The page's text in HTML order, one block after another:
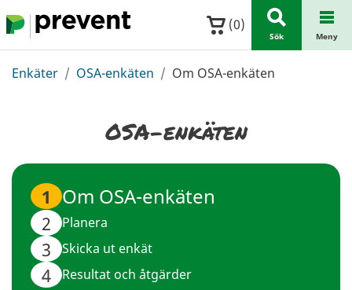
Hoppa till huvudinnehållet (0)
Sök Meny
Enkäter OSA-enkäten Om OSA-enkäten
OSA-enkäten
1 Om OSA-enkäten
2 Planera
3 Skicka ut enkät
4 Resultat och åtgärder